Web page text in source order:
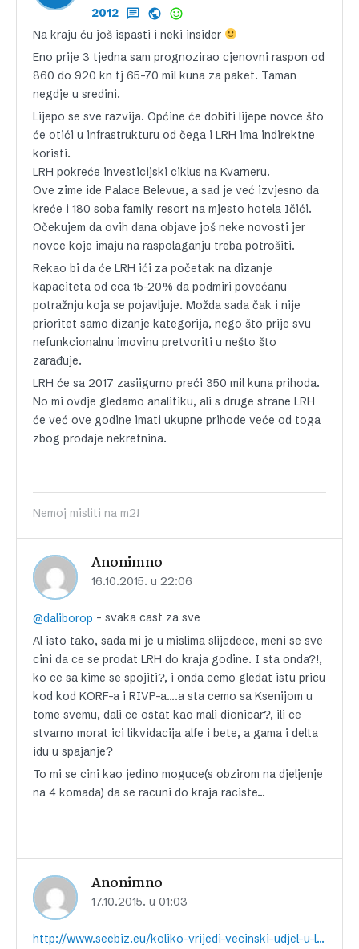
2012
Na kraju ću još ispasti i neki insider
Eno prije 3 tjedna sam prognozirao cjenovni raspon od
860 do 920 kn tj 65-70 mil kuna za paket. Taman
negdje u sredini.
Lijepo se sve razvija. Općine će dobiti lijepe novce što
će otići u infrastrukturu od čega i LRH ima indirektne
koristi.
LRH pokreće investicijski ciklus na Kvarneru.
Ove zime ide Palace Belevue, a sad je već izvjesno da
kreće i 180 soba family resort na mjesto hotela Ičići.
Očekujem da ovih dana objave još neke novosti jer
novce koje imaju na raspolaganju treba potrošiti.
Rekao bi da će LRH ići za početak na dizanje
kapaciteta od cca 15-20% da podmiri povećanu
potražnju koja se pojavljuje. Možda sada čak i nije
prioritet samo dizanje kategorija, nego što prije svu
nefunkcionalnu imovinu pretvoriti u nešto što
zarađuje.
LRH će sa 2017 zasiigurno preći 350 mil kuna prihoda.
No mi ovdje gledamo analitiku, ali s druge strane LRH
će već ove godine imati ukupne prihode veće od toga
zbog prodaje nekretnina.
Nemoj misliti na m2!
Anonimno
16.10.2015. u 22:06
@daliborop – svaka cast za sve
Al isto tako, sada mi je u mislima slijedece, meni se sve
cini da ce se prodat LRH do kraja godine. I sta onda?!,
ko ce sa kime se spojiti?, i onda cemo gledat istu pricu
kod kod KORF-a i RIVP-a….a sta cemo sa Ksenijom u
tome svemu, dali ce ostat kao mali dionicar?, ili ce
stvarno morat ici likvidacija alfe i bete, a gama i delta
idu u spajanje?
To mi se cini kao jedino moguce(s obzirom na djeljenje
na 4 komada) da se racuni do kraja raciste…
Anonimno
17.10.2015. u 01:03
http://www.seebiz.eu/koliko-vrijedi-vecinski-udjel-u-lrh/ar-121971/